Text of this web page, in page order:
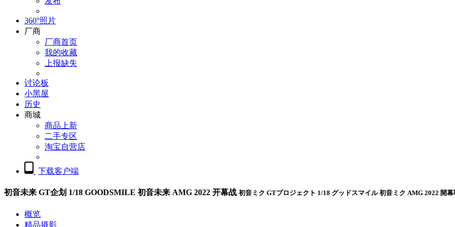
360°照片
厂商
厂商首页
我的收藏
上报缺失
讨论板
小黑屋
历史
商城
商品上新
二手专区
淘宝自营店
下载客户端
初音未来 GT企划 1/18 GOODSMILE 初音未来 AMG 2022 开幕战 初音ミク GTプロジェクト 1/18 グッドスマイル 初音ミク AMG 2022 開幕
概览
精品摄影